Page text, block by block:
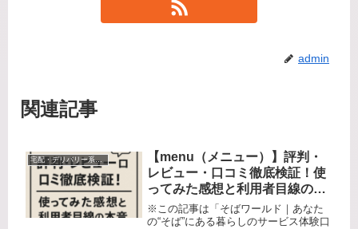
admin
関連記事
宅配・デリバリー系サービス
【menu（メニュー）】評判・
レビュー・口コミ徹底検証！使
ってみた感想と利用者目線の本
音を公開
※この記事は「そばワールド｜あなた
の“そば”にある暮らしのサービス体験口